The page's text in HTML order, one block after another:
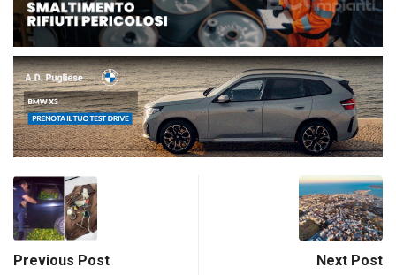
Previous Post Next Post